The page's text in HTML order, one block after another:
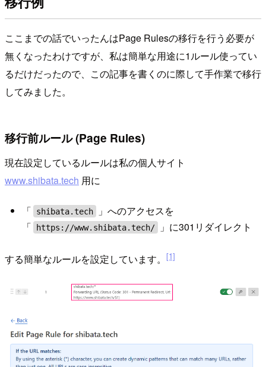
ここまでの話でいったんはPage Rulesの移行を行う必要が
無くなったわけですが、私は簡単な用途に1ルール使ってい
るだけだったので、この記事を書くのに際して手作業で移行
してみました。
移行前ルール (Page Rules)
現在設定しているルールは私の個人サイト
www.shibata.tech 用に
「 shibata.tech
」へのアクセスを
「
https://www.shibata.tech/ 」に301リダイレクト
する簡単なルールを設定しています。 [1]